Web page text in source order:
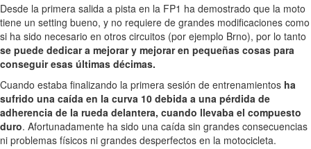
Desde la primera salida a pista en la FP1 ha demostrado que la moto
tiene un setting bueno, y no requiere de grandes modificaciones como
si ha sido necesario en otros circuitos (por ejemplo Brno), por lo tanto
se puede dedicar a mejorar y mejorar en pequeñas cosas para
conseguir esas últimas décimas.
Cuando estaba finalizando la primera sesión de entrenamientos ha
sufrido una caída en la curva 10 debida a una pérdida de
adherencia de la rueda delantera, cuando llevaba el compuesto
duro. Afortunadamente ha sido una caída sin grandes consecuencias
ni problemas físicos ni grandes desperfectos en la motocicleta.